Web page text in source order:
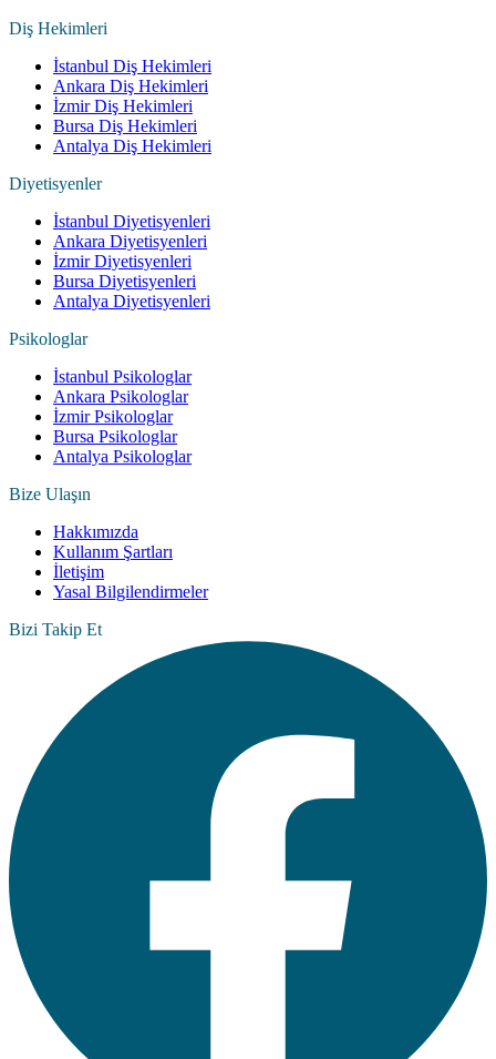
Diş Hekimleri
İstanbul Diş Hekimleri
Ankara Diş Hekimleri
İzmir Diş Hekimleri
Bursa Diş Hekimleri
Antalya Diş Hekimleri
Diyetisyenler
İstanbul Diyetisyenleri
Ankara Diyetisyenleri
İzmir Diyetisyenleri
Bursa Diyetisyenleri
Antalya Diyetisyenleri
Psikologlar
İstanbul Psikologlar
Ankara Psikologlar
İzmir Psikologlar
Bursa Psikologlar
Antalya Psikologlar
Bize Ulaşın
Hakkımızda
Kullanım Şartları
İletişim
Yasal Bilgilendirmeler
Bizi Takip Et